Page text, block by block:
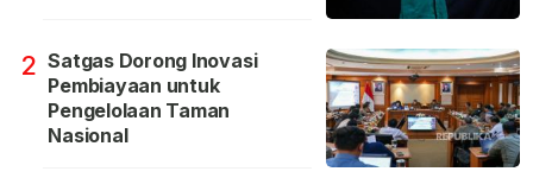
2 Satgas Dorong Inovasi
Pembiayaan untuk
Pengelolaan Taman
Nasional